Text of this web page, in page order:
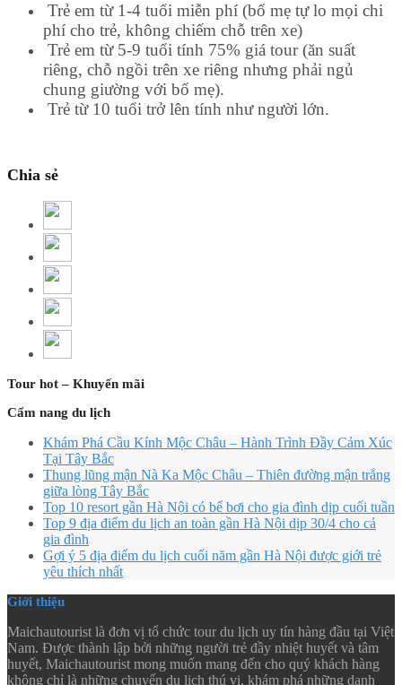
Trẻ em từ 1-4 tuổi miễn phí (bố mẹ tự lo mọi chi
phí cho trẻ, không chiếm chỗ trên xe)
Trẻ em từ 5-9 tuổi tính 75% giá tour (ăn suất
riêng, chỗ ngồi trên xe riêng nhưng phải ngủ
chung giường với bố mẹ).
Trẻ từ 10 tuổi trở lên tính như người lớn.
Chia sẻ
Tour hot – Khuyến mãi
Cẩm nang du lịch
Khám Phá Cầu Kính Mộc Châu – Hành Trình Đầy Cảm Xúc
Tại Tây Bắc
Thung lũng mận Nà Ka Mộc Châu – Thiên đường mận trắng
giữa lòng Tây Bắc
Top 10 resort gần Hà Nội có bể bơi cho gia đình dịp cuối tuần
Top 9 địa điểm du lịch an toàn gần Hà Nội dịp 30/4 cho cả
gia đình
Gợi ý 5 địa điểm du lịch cuối năm gần Hà Nội được giới trẻ
yêu thích nhất
Giới thiệu
Maichautourist là đơn vị tổ chức tour du lịch uy tín hàng đầu tại Việt
Nam. Được thành lập bởi những người trẻ đầy nhiệt huyết và tâm
huyết, Maichautourist mong muốn mang đến cho quý khách hàng
không chỉ là những chuyến du lịch thú vị, khám phá những danh